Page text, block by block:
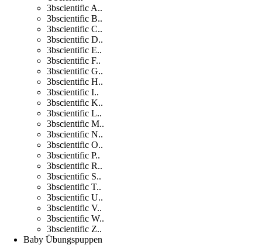
3bscientific A..
3bscientific B..
3bscientific C..
3bscientific D..
3bscientific E..
3bscientific F..
3bscientific G..
3bscientific H..
3bscientific I..
3bscientific K..
3bscientific L..
3bscientific M..
3bscientific N..
3bscientific O..
3bscientific P..
3bscientific R..
3bscientific S..
3bscientific T..
3bscientific U..
3bscientific V..
3bscientific W..
3bscientific Z..
Baby Übungspuppen